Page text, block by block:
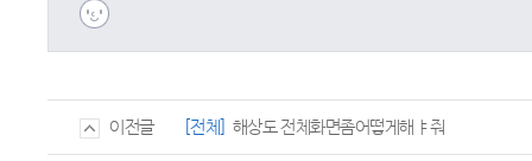
이전글 [전체] 해상도 전체화면좀어떻게해ㅑ줘